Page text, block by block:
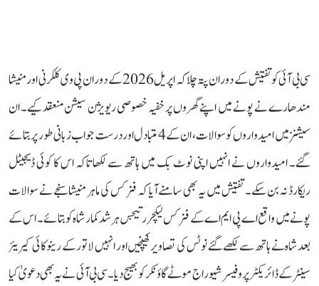
سی بی آئی کو تفتیش کے دوران پتہ چلا کہ اپریل 2026 کے دوران پی وی کلکرنی اور منیشا
مندھارے نے پونے میں اپنے گھروں پر خفیہ خصوصی ریویژن سیشن منعقد کیے۔ ان
سیشنز میں امیدواروں کو سوالات، ان کے 4 متبادل اور درست جواب زبانی طور پر بتائے
گئے۔ امیدواروں نے انہیں اپنی نوٹ بک میں ہاتھ سے لکھا تاکہ اس کا کوئی ڈیجیٹل
ریکارڈ نہ بن سکے۔ تفتیش میں یہ بھی سامنے آیا کہ فزکس کی ماہر منیشا سنجے نے سوالات
پونے میں واقع اے پی ایم اے کے فزکس لیکچرر تیجس ہرشد کمار شاہ کو بتائے۔ اس کے
بعد شاہ نے ہاتھ سے لکھے گئے نوٹس کی تصاویر کھینچیں اور انہیں لاتور کے رینوکائی کیریئر
سینٹر کے ڈائریکٹر پروفیسر شیوراج موٹے گاؤنکر کو بھیج دیا۔ سی بی آئی نے یہ بھی دعویٰ کیا